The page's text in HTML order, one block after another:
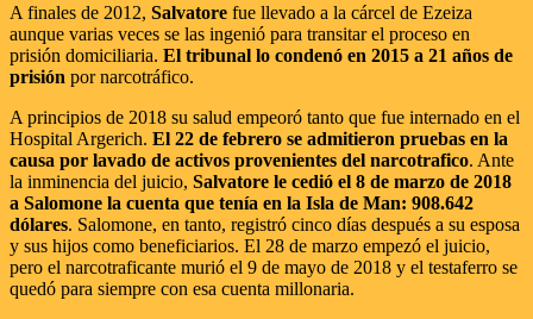
A finales de 2012, Salvatore fue llevado a la cárcel de Ezeiza
aunque varias veces se las ingenió para transitar el proceso en
prisión domiciliaria. El tribunal lo condenó en 2015 a 21 años de
prisión por narcotráfico.
A principios de 2018 su salud empeoró tanto que fue internado en el
Hospital Argerich. El 22 de febrero se admitieron pruebas en la
causa por lavado de activos provenientes del narcotrafico. Ante
la inminencia del juicio, Salvatore le cedió el 8 de marzo de 2018
a Salomone la cuenta que tenía en la Isla de Man: 908.642
dólares. Salomone, en tanto, registró cinco días después a su esposa
y sus hijos como beneficiarios. El 28 de marzo empezó el juicio,
pero el narcotraficante murió el 9 de mayo de 2018 y el testaferro se
quedó para siempre con esa cuenta millonaria.